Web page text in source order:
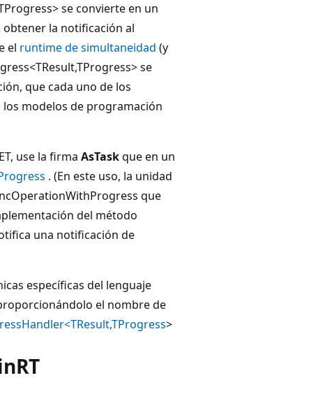
se convierte en un
obtener la notificación al
el runtime de simultaneidad (y
se
que cada uno de los
modelos de programación
use la firma AsTaskque en un
. (En este uso, la unidad
que
del método
una notificación de
específicas del lenguaje
el nombre de
>